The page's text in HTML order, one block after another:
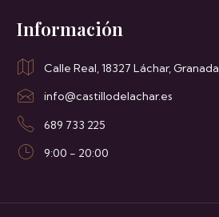
Información
Calle Real, 18327 Láchar, Granada
info@castillodelachar.es
689 733 225
9:00 - 20:00